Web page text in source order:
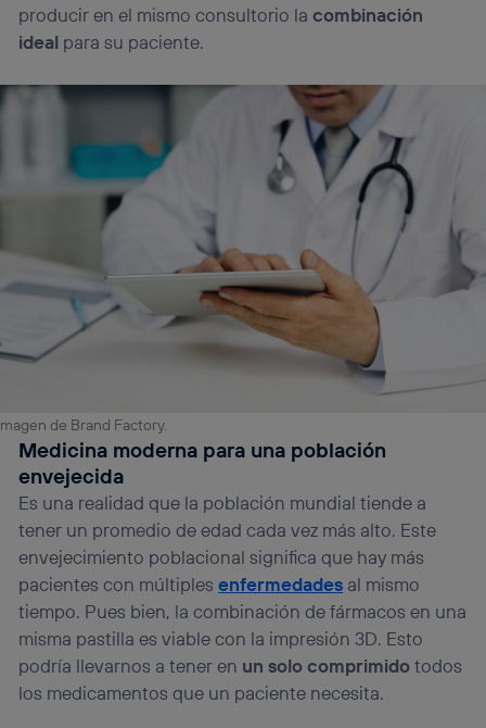
producir en el mismo consultorio lacombinación
ideal para su paciente.
de Brand Factory.
Medicina moderna para una población
envejecida
Es una realidad que la población mundial tiende a
tener un promedio de edad cada vez más alto. Este
envejecimiento poblacional significa que hay más
pacientes con múltiplesenfermedades al mismo
tiempo. Pues bien, la combinación de fármacos en una
misma pastilla es viable con la impresión 3D. Esto
podría llevarnos a tener en un solo comprimidotodos
los medicamentos que un paciente necesita.